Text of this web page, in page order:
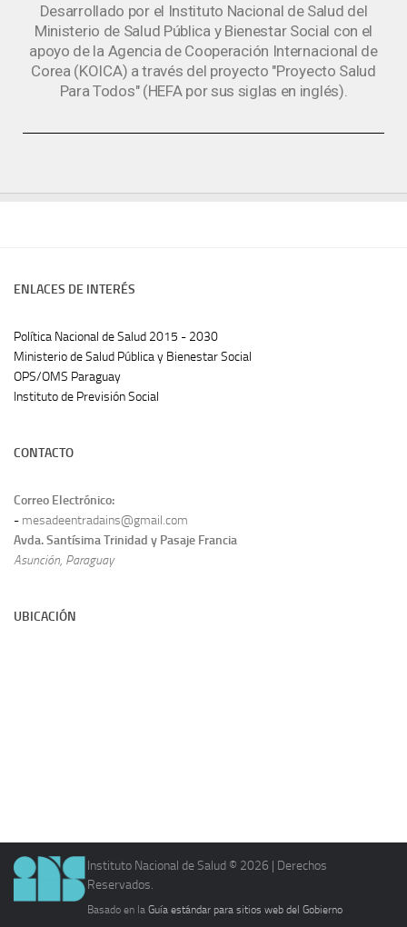
Desarrollado por el Instituto Nacional de Salud del
Ministerio de Salud Pública y Bienestar Social con el
apoyo de la Agencia de Cooperación Internacional de
Corea (KOICA) a través del proyecto "Proyecto Salud
Para Todos" (HEFA por sus siglas en inglés).
ENLACES DE INTERÉS
Política Nacional de Salud 2015 - 2030
Ministerio de Salud Pública y Bienestar Social
OPS/OMS Paraguay
Instituto de Previsión Social
CONTACTO
Correo Electrónico:
- mesadeentradains@gmail.com
Avda. Santísima Trinidad y Pasaje Francia
Asunción, Paraguay
UBICACIÓN
Instituto Nacional de Salud © 2026 | Derechos
Reservados.
Basado en la Guía estándar para sitios web del Gobierno